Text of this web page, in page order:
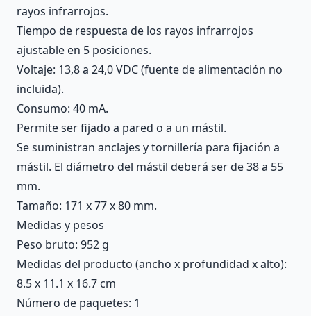
rayos infrarrojos.
Tiempo de respuesta de los rayos infrarrojos
ajustable en 5 posiciones.
Voltaje: 13,8 a 24,0 VDC (fuente de alimentación no
incluida).
Consumo: 40 mA.
Permite ser fijado a pared o a un mástil.
Se suministran anclajes y tornillería para fijación a
mástil. El diámetro del mástil deberá ser de 38 a 55
mm.
Tamaño: 171 x 77 x 80 mm.
Medidas y pesos
Peso bruto: 952 g
Medidas del producto (ancho x profundidad x alto):
8.5 x 11.1 x 16.7 cm
Número de paquetes: 1